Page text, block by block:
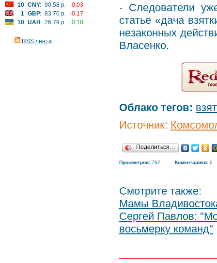
10 CNY: 90.58 р. -0.03
1 GBP: 83.70 р. -0.17
10 UAH: 26.79 р. +0.10
RSS лента
- Следователи
статье «дача
незаконных
Власенко.
Облако тегов:
Источник:
Поделиться…
Просмотров: 767 Коментариев: 0
Смотрите также:
Мамы
Сергей Павлов:
восьмерку команд"